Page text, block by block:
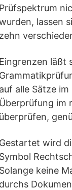
Prüfspektrum
lassen
zehn
Eingrenzen läßt
auf alle Sätze
Überprüfung im
überprüfen,
Gestartet wird
Symbol
Solange keine
durchs